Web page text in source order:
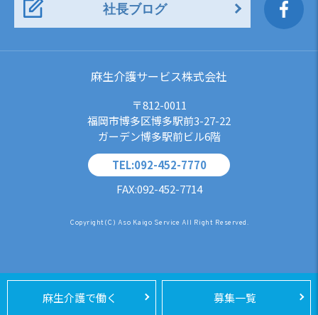
社長ブログ
麻生介護サービス株式会社
〒812-0011
福岡市博多区博多駅前3-27-22
ガーデン博多駅前ビル6階
TEL:092-452-7770
FAX:092-452-7714
Copyright(C) Aso Kaigo Service All Right Reserved.
麻生介護で働く 募集一覧